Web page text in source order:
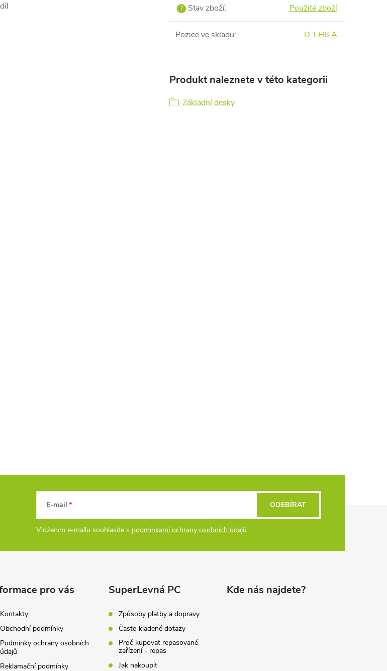
? Stav zboží: Použité zboží
Pozice ve skladu: D-LH6 A
Produkt naleznete v této kategorii
Základní desky
E-mail
Vložením e-mailu souhlasíte s podmínkami ochrany osobních údajů
ODEBÍRAT
pro vás
Kontakty
Obchodní podmínky
Podmínky ochrany osobních
údajů
Reklamační podmínky
SuperLevná PC
Způsoby platby a dopravy
Často kladené dotazy
Proč kupovat repasované
zařízení - repas
Jak nakoupit
Kde nás najdete?